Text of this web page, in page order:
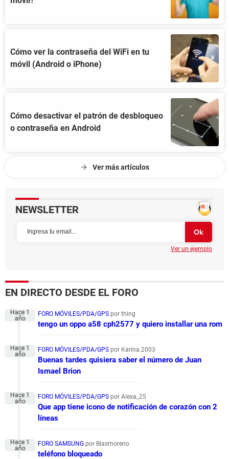
Cómo ver la contraseña del WiFi en tu
móvil (Android o iPhone)
Cómo desactivar el patrón de desbloqueo
o contraseña en Android
Ver más artículos
NEWSLETTER
Ver un ejemplo
EN DIRECTO DESDE EL FORO
FORO MÓVILES/PDA/GPS por thing
tengo un oppo a58 cph2577 y quiero installar una rom
FORO MÓVILES/PDA/GPS por Karina.2003
Buenas tardes quisiera saber el número de Juan
Ismael Brion
FORO MÓVILES/PDA/GPS por Alexa_25
Que app tiene icono de notificación de corazón con 2
líneas
FORO SAMSUNG por Blasmoreno
teléfono bloqueado